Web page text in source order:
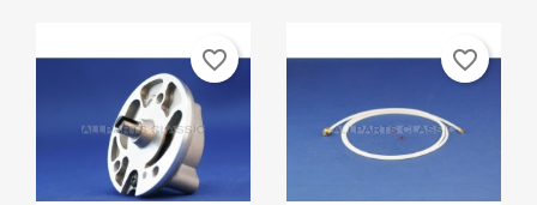
favorite_border favorite_border